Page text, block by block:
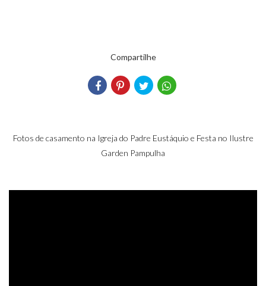
Compartilhe
Fotos de casamento na Igreja do Padre Eustáquio e Festa no Ilustre
Garden Pampulha